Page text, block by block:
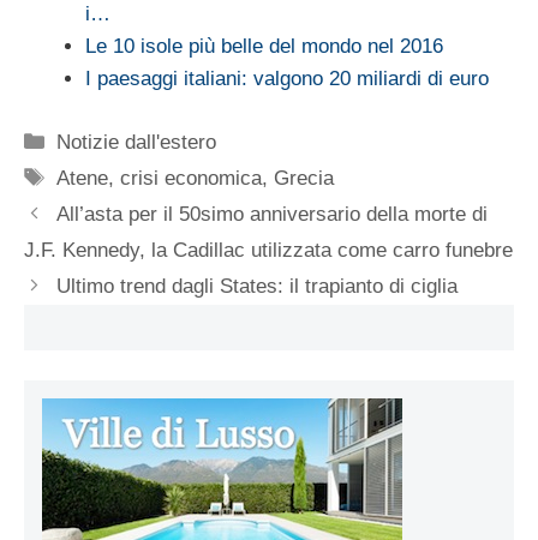
i…
Le 10 isole più belle del mondo nel 2016
I paesaggi italiani: valgono 20 miliardi di euro
Categorie
Notizie dall'estero
Tag
Atene,crisi economica, Grecia
All’asta per il 50simo anniversario della morte di
J.F. Kennedy, la Cadillac utilizzata come carro funebre
Ultimo trend dagli States: il trapianto di ciglia